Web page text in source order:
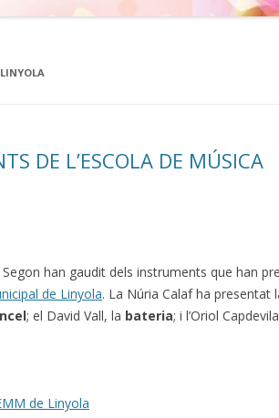
DE L’ESCOLA DE MÚSICA
han gaudit dels instruments que han
de Linyola. La Núria Calaf ha presentat
; el David Vall, la bateria; i l’Oriol
de Linyola